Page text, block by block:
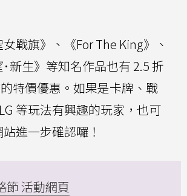
戰旗》、《For The King》、
･新生》等知名作品也有 2.5 折
特價優惠。如果是卡牌、戰
等玩法有興趣的玩家，也可
進一步確認囉！
節 活動網頁